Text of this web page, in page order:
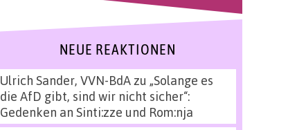
NEUE REAKTIONEN
Ulrich Sander, VVN-BdAzu „Solange es
die AfD gibt, sind wir nicht sicher“:
Gedenken an Sinti:zze und Rom:nja